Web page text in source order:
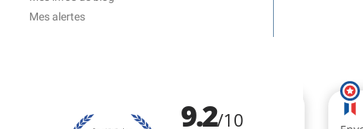
Mes alertes